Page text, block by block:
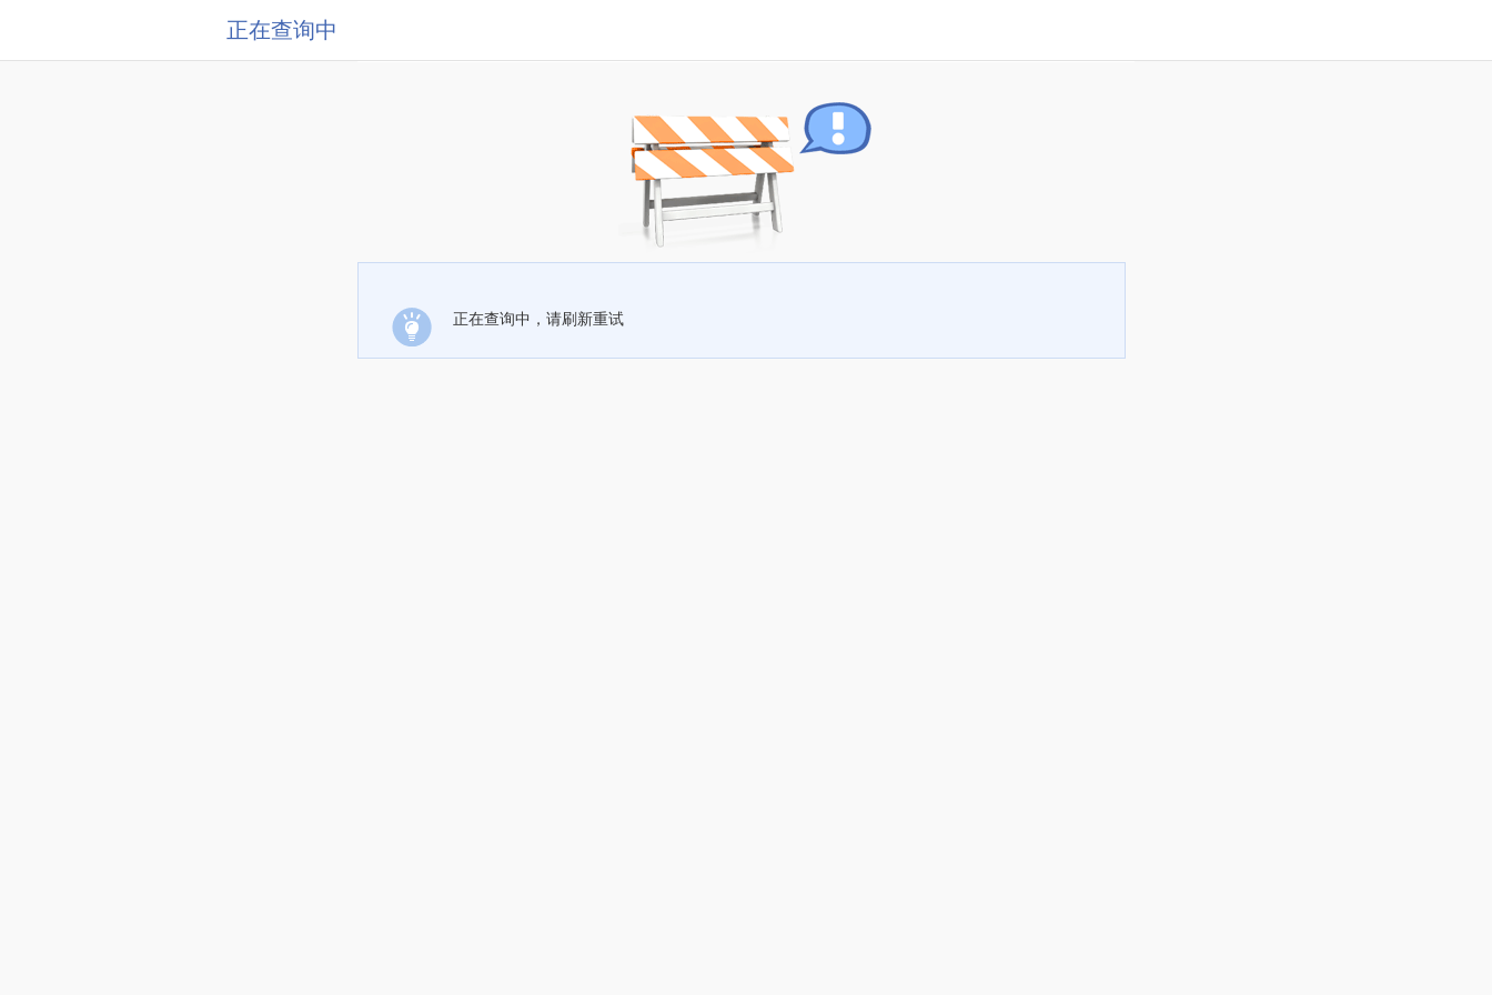
正在查询中
正在查询中，请刷新重试